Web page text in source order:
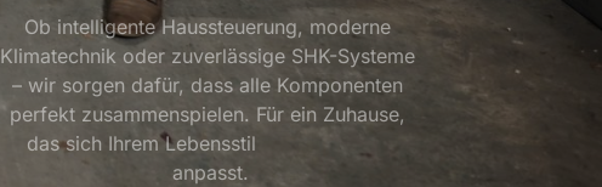
Ob intelligente Haussteuerung, moderne
Klimatechnik oder zuverlässige SHK-Systeme
– wir sorgen dafür, dass alle Komponenten
perfekt zusammenspielen. Für ein Zuhause,
das sich Ihrem Lebensstil
anpasst.